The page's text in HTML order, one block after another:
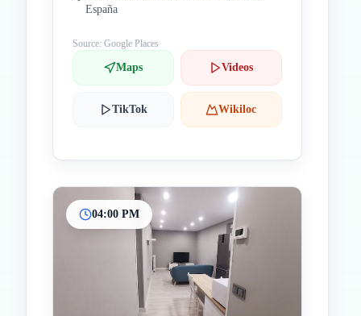
España
Source: Google Places
Maps Videos
TikTok Wikiloc
04:00 PM